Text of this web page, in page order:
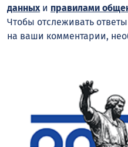
данныхи правилами
Чтобы отслеживать
на ваши комментарии,